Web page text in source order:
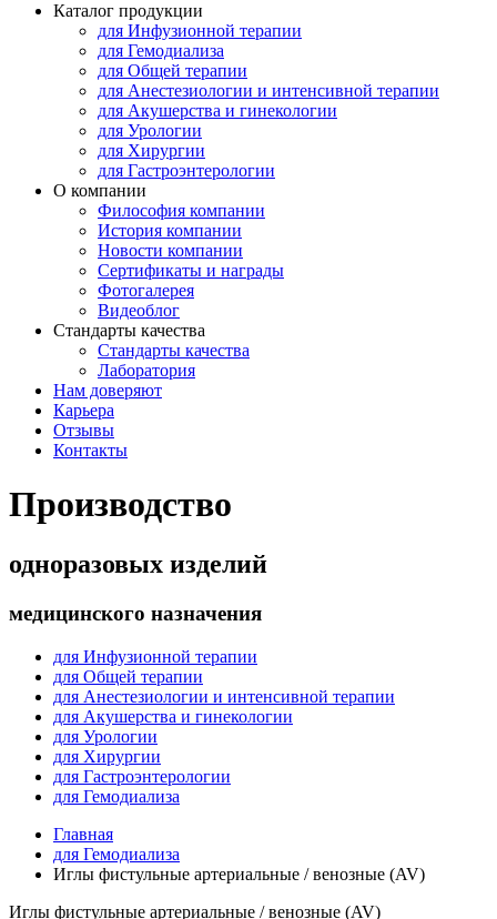
Каталог продукции
для Инфузионной терапии
для Гемодиализа
для Общей терапии
для Анестезиологии и интенсивной терапии
для Акушерства и гинекологии
для Урологии
для Хирургии
для Гастроэнтерологии
О компании
Философия компании
История компании
Новости компании
Сертификаты и награды
Фотогалерея
Видеоблог
Стандарты качества
Стандарты качества
Лаборатория
Нам доверяют
Карьера
Отзывы
Контакты
Производство
одноразовых изделий
медицинского назначения
для Инфузионной терапии
для Общей терапии
для Анестезиологии и интенсивной терапии
для Акушерства и гинекологии
для Урологии
для Хирургии
для Гастроэнтерологии
для Гемодиализа
Главная
для Гемодиализа
Иглы фистульные артериальные / венозные (AV)
Иглы фистульные артериальные / венозные (AV)